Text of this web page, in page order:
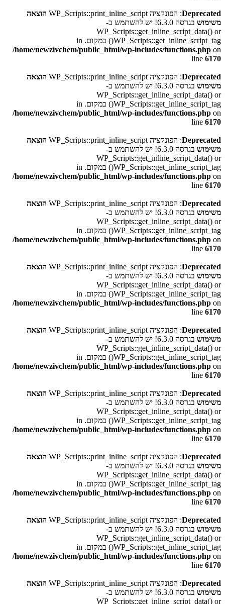
Deprecated: הפונקציה WP_Scripts::print_inline_script
הוצאה
משימוש
בגרסה 6.3.0! יש להשתמש ב-
WP_Scripts::get_inline_script_data() or
WP_Scripts::get_inline_script_tag() במקום. in
/home/newzivchem/public_html/wp-includes/functions.php on
line 6170
Deprecated: הפונקציה WP_Scripts::print_inline_script
הוצאה
משימוש
בגרסה 6.3.0! יש להשתמש ב-
WP_Scripts::get_inline_script_data() or
WP_Scripts::get_inline_script_tag() במקום. in
/home/newzivchem/public_html/wp-includes/functions.php on
line 6170
Deprecated: הפונקציה WP_Scripts::print_inline_script
הוצאה
משימוש
בגרסה 6.3.0! יש להשתמש ב-
WP_Scripts::get_inline_script_data() or
WP_Scripts::get_inline_script_tag() במקום. in
/home/newzivchem/public_html/wp-includes/functions.php on
line 6170
Deprecated: הפונקציה WP_Scripts::print_inline_script
הוצאה
משימוש
בגרסה 6.3.0! יש להשתמש ב-
WP_Scripts::get_inline_script_data() or
WP_Scripts::get_inline_script_tag() במקום. in
/home/newzivchem/public_html/wp-includes/functions.php on
line 6170
Deprecated: הפונקציה WP_Scripts::print_inline_script
הוצאה
משימוש
בגרסה 6.3.0! יש להשתמש ב-
WP_Scripts::get_inline_script_data() or
WP_Scripts::get_inline_script_tag() במקום. in
/home/newzivchem/public_html/wp-includes/functions.php on
line 6170
Deprecated: הפונקציה WP_Scripts::print_inline_script
הוצאה
משימוש
בגרסה 6.3.0! יש להשתמש ב-
WP_Scripts::get_inline_script_data() or
WP_Scripts::get_inline_script_tag() במקום. in
/home/newzivchem/public_html/wp-includes/functions.php on
line 6170
Deprecated: הפונקציה WP_Scripts::print_inline_script
הוצאה
משימוש
בגרסה 6.3.0! יש להשתמש ב-
WP_Scripts::get_inline_script_data() or
WP_Scripts::get_inline_script_tag() במקום. in
/home/newzivchem/public_html/wp-includes/functions.php on
line 6170
Deprecated: הפונקציה WP_Scripts::print_inline_script
הוצאה
משימוש
בגרסה 6.3.0! יש להשתמש ב-
WP_Scripts::get_inline_script_data() or
WP_Scripts::get_inline_script_tag() במקום. in
/home/newzivchem/public_html/wp-includes/functions.php on
line 6170
Deprecated: הפונקציה WP_Scripts::print_inline_script
הוצאה
משימוש
בגרסה 6.3.0! יש להשתמש ב-
WP_Scripts::get_inline_script_data() or
WP_Scripts::get_inline_script_tag() במקום. in
/home/newzivchem/public_html/wp-includes/functions.php on
line 6170
Deprecated: הפונקציה WP_Scripts::print_inline_script
הוצאה
משימוש
בגרסה 6.3.0! יש להשתמש ב-
WP_Scripts::get_inline_script_data() or